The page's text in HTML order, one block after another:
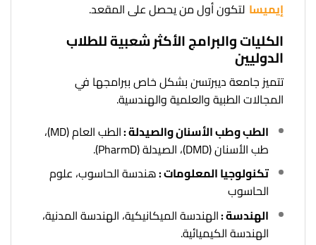
إيميسا لتكون أول من يحصل على المقعد.
الكليات والبرامج الأكثر شعبية للطلاب
الدوليين
تتميز جامعة ديبرتسن بشكل خاص ببرامجها في
المجالات الطبية والعلمية والهندسية.
الطب وطب الأسنان والصيدلة :
الطب العام (MD)،
طب الأسنان (DMD)، الصيدلة (PharmD).
تكنولوجيا المعلومات :هندسة الحاسوب، علوم
الحاسوب
الهندسة :الهندسة الميكانيكية، الهندسة المدنية،
الهندسة الكيميائية.